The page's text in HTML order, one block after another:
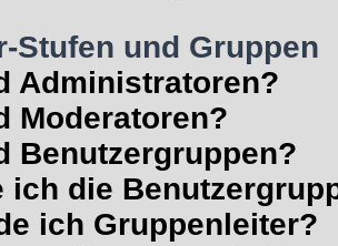
Stufen und Gruppen
Administratoren?
Moderatoren?
Benutzergruppen?
ich die
ich Gruppenleiter?